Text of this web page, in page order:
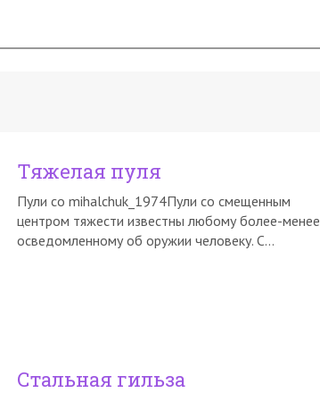
Тяжелая пуля
Пули со mihalchuk_1974Пули со смещенным
центром тяжести известны любому более-менее
осведомленному об оружии человеку. С…
Стальная гильза